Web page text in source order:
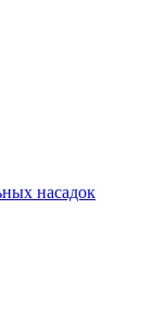
насадок